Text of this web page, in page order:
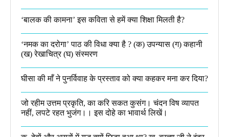
‘बालक की कामना’ इस कविता से हमें क्या शिक्षा मिलती है?
‘नमक का दरोगा’ पाठ की विधा क्या है ? (क) उपन्यास (ग) कहानी
(ख) रेखाचित्र (घ) संस्मरण​
घीसा की माँ ने पुनर्विवाह के प्रस्ताव को क्या कहकर मना कर दिया?
जो रहीम उत्तम प्रकृति, का करि सकत कुसंग। चंदन विष व्यापत
नहीं, लपटे रहत भुजंग।। इस दोहे का भावार्थ लिखें।